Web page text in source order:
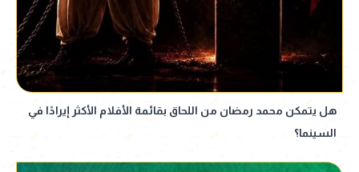
هل يتمكن محمد رمضان من اللحاق بقائمة الأفلام الأكثر إيرادًا في
السينما؟